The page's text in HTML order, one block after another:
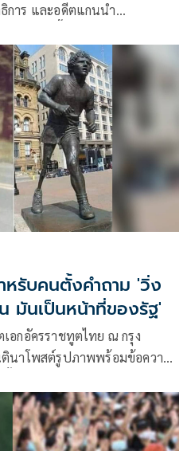
การ และอดีตแกนนำ
หรับคนตั้งคำถาม 'วิ่ง
มันเป็นหน้าที่ของรัฐ'
อกอัครราชทูตไทย ณ กรุง
ตินาโพสต์รูปภาพพร้อมข้อความ
ห้ รพ. ว่า “วิ่งทำไม ไม่มีใครเขา
า บลา บลา….”